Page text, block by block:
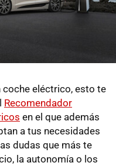
eléctrico, esto te
Recomendador
en el que además
a tus necesidades
dudas que más te
la autonomía o los